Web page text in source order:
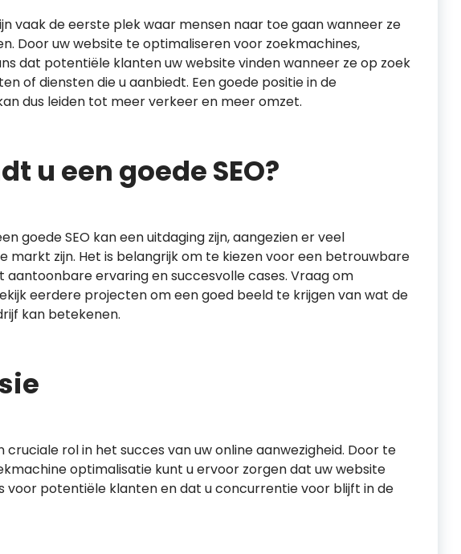
vaak de eerste plek waar mensen naar toe gaan wanneer ze
Door uw website te optimaliseren voor zoekmachines,
dat potentiële klanten uw website vinden wanneer ze op zoek
of diensten die u aanbiedt. Een goede positie in de
dus leiden tot meer verkeer en meer omzet.
u een goede SEO?
goede SEO kan een uitdaging zijn, aangezien er veel
markt zijn. Het is belangrijk om te kiezen voor een betrouwbare
aantoonbare ervaring en succesvolle cases. Vraag om
eerdere projecten om een goed beeld te krijgen van wat de
kan betekenen.
cruciale rol in het succes van uw online aanwezigheid. Door te
optimalisatie kunt u ervoor zorgen dat uw website
voor potentiële klanten en dat u concurrentie voor blijft in de